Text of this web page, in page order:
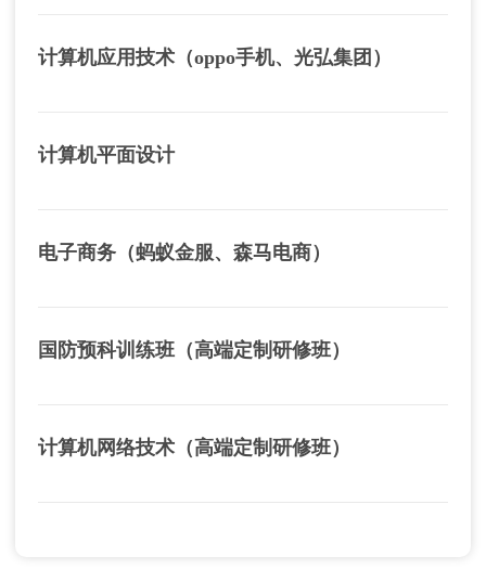
计算机应用技术（oppo手机、光弘集团）
计算机平面设计
电子商务（蚂蚁金服、森马电商）
国防预科训练班（高端定制研修班）
计算机网络技术（高端定制研修班）